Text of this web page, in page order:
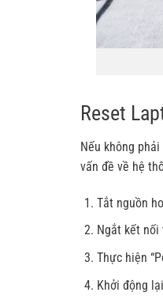
Reset
Nếu không
vấn đề về hệ
Tắt nguồn
Ngắt kết
Thực hiện
Khởi động